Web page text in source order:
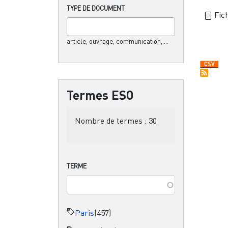
TYPE DE DOCUMENT
article, ouvrage, communication,....
Termes ESO
Nombre de termes : 30
TERME
Paris(457)